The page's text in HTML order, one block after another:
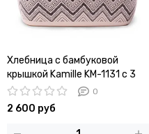
Хлебница с бамбуковой
крышкой Kamille KM-1131 с 3
емкостями для сыпучих
продуктов
0
2 600 руб